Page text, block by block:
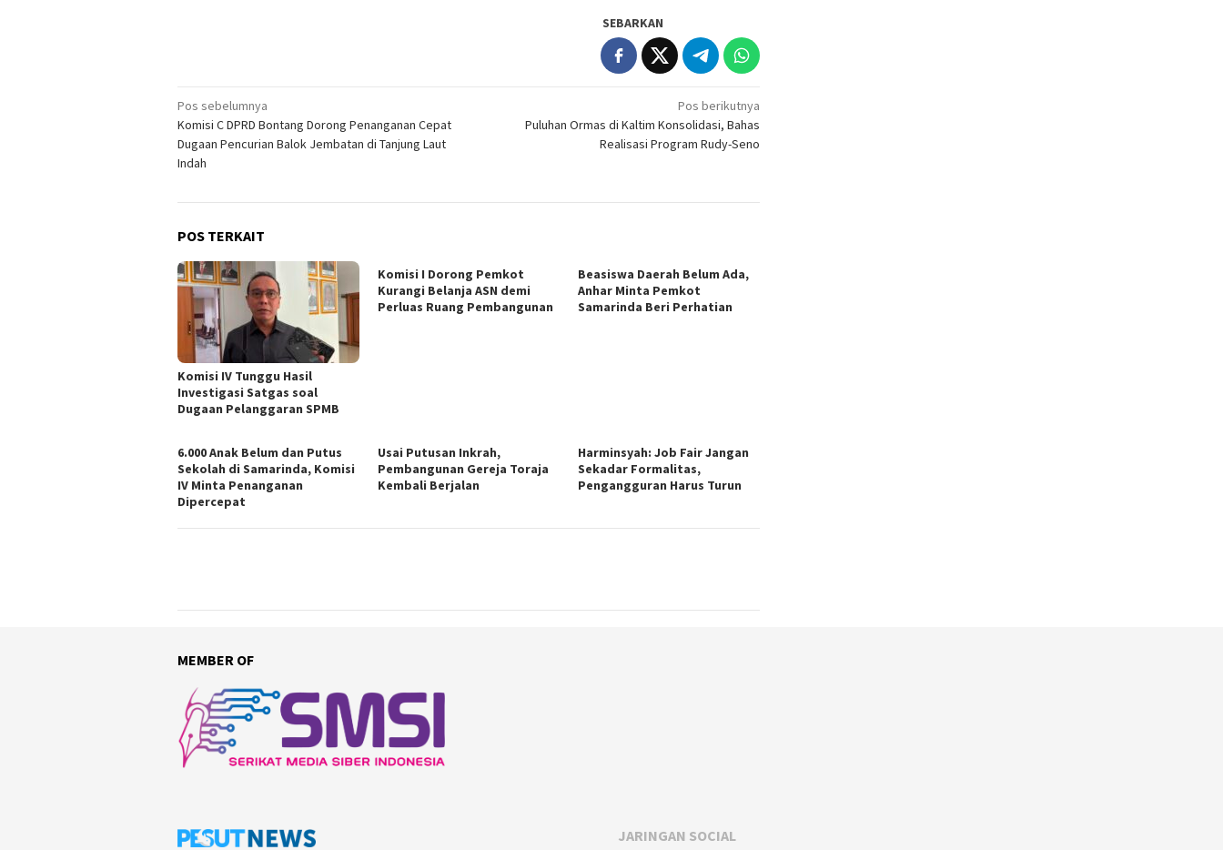
SEBARKAN
Navigasi
pos
Pos sebelumnya
Komisi C DPRD Bontang Dorong Penanganan Cepat
Dugaan Pencurian Balok Jembatan di Tanjung Laut
Indah
Pos berikutnya
Puluhan Ormas di Kaltim Konsolidasi, Bahas
Realisasi Program Rudy-Seno
POS TERKAIT
Komisi IV Tunggu Hasil
Investigasi Satgas soal
Dugaan Pelanggaran SPMB
Komisi I Dorong Pemkot
Kurangi Belanja ASN demi
Perluas Ruang Pembangunan
Beasiswa Daerah Belum Ada,
Anhar Minta Pemkot
Samarinda Beri Perhatian
6.000 Anak Belum dan Putus
Sekolah di Samarinda, Komisi
IV Minta Penanganan
Dipercepat
Usai Putusan Inkrah,
Pembangunan Gereja Toraja
Kembali Berjalan
Harminsyah: Job Fair Jangan
Sekadar Formalitas,
Pengangguran Harus Turun
MEMBER OF
JARINGAN SOCIAL